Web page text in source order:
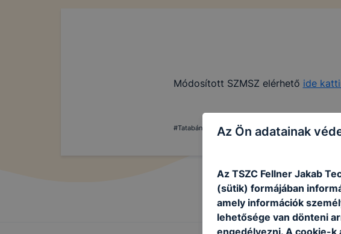
Módosított SZMSZ elérhető ide
#TatabányaiSZC #TSZC #szakma #technikum
Az Ön adatainak
Az TSZC Fellner Jakab
(sütik) formájában
amely információk
lehetősége van dönteni
engedélyezni. A cookie-k